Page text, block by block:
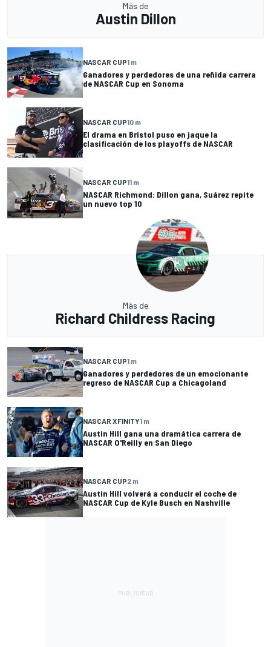
Más de
Austin Dillon
NASCAR CUP1 m
Ganadores y perdedores de una reñida carrera
de NASCAR Cup en Sonoma
NASCAR CUP10 m
El drama en Bristol puso en jaque la
clasificación de los playoffs de NASCAR
NASCAR CUP11 m
NASCAR Richmond: Dillon gana, Suárez repite
un nuevo top 10
Más de
Richard Childress Racing
NASCAR CUP1 m
Ganadores y perdedores de un emocionante
regreso de NASCAR Cup a Chicagoland
NASCAR XFINITY1 m
Austin Hill gana una dramática carrera de
NASCAR O'Reilly en San Diego
NASCAR CUP2 m
Austin Hill volverá a conducir el coche de
NASCAR Cup de Kyle Busch en Nashville